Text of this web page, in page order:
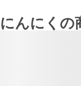
んにくの